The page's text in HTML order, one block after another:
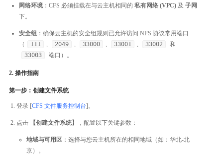
网络环境 ：CFS 必须挂载在与云主机相同的 私有网络 (VPC) 及 子网
下。
安全组 ：确保云主机的安全组规则已允许访问 NFS 协议常用端口
（
111 2049 33000 33001 33002
和
33003
端口）。
2. 操作指南
第一步：创建文件系统
登录 [CFS 文件服务控制台]。
点击 【创建文件系统】 ，配置以下关键参数：
地域与可用区 ：选择与您云主机所在的相同地域（如：华北-北
京）。